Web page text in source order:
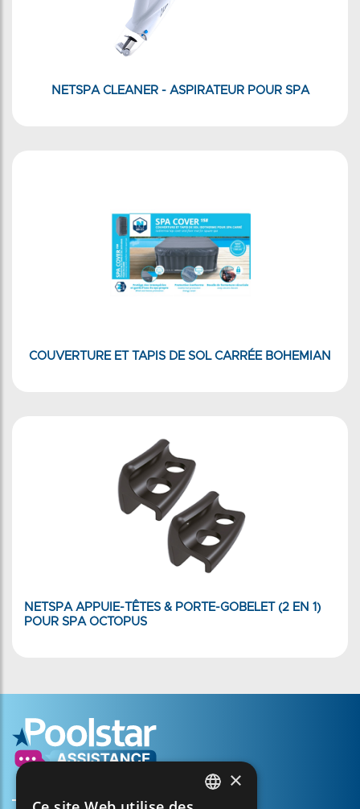
NETSPA CLEANER - ASPIRATEUR POUR SPA
COUVERTURE ET TAPIS DE SOL CARRÉE BOHEMIAN
NETSPA APPUIE-TÊTES & PORTE-GOBELET (2 EN 1)
POUR SPA OCTOPUS
×